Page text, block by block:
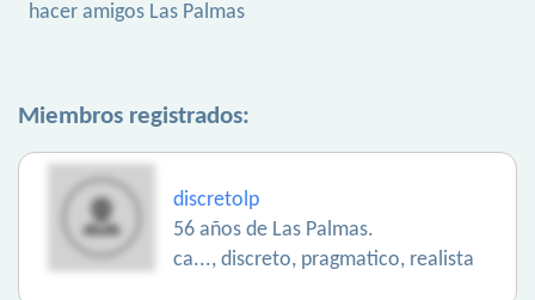
hacer amigos Las Palmas
Miembros registrados:
discretolp
56 años de Las Palmas.
ca..., discreto, pragmatico, realista